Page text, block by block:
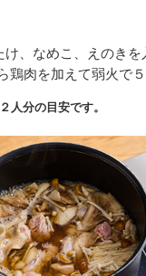
、なめこ、えのきを
鶏肉を加えて弱火で５
人分の目安です。